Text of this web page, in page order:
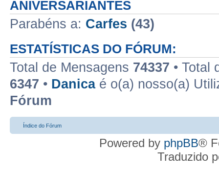
ANIVERSARIANTES
Parabéns a: Carfes (43)
ESTATÍSTICAS DO FÓRUM:
Total de Mensagens 74337 • Total
6347 • Danicaé o(a) nosso(a)
Fórum
Índice do Fórum
Powered by phpBB®
Traduzido